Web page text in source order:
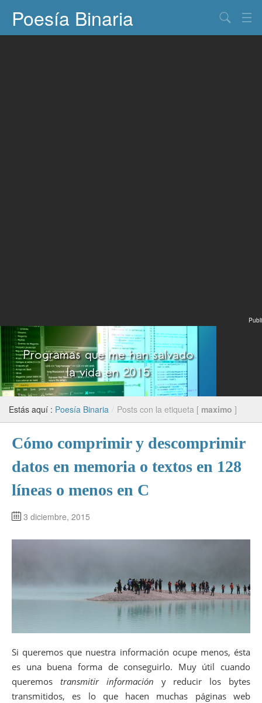
Poesía Binaria
Publi
Estás aquí : Poesía Binaria / Posts con la etiqueta [ maximo ]
Cómo comprimir y descomprimir
datos en memoria o textos en 128
líneas o menos en C
3 diciembre, 2015
Si queremos que nuestra información ocupe menos, ésta
es una buena forma de conseguirlo. Muy útil cuando
queremos transmitir información y reducir los bytes
transmitidos, es lo que hacen muchas páginas web